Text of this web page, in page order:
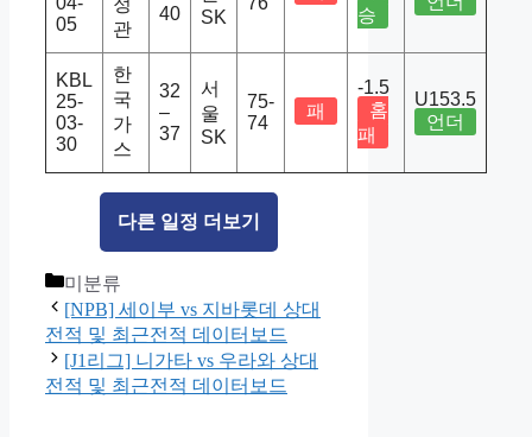
05
관
40
SK
승
KBL
25-
03-
30
한
국
가
스
32
–
37
서
울
SK
75-
74
패
-1.5
홈
패
U153.5
언더
다른 일정 더보기
Categories
미분류
[NPB] 세이부 vs 지바롯데 상대
전적 및 최근전적 데이터보드
[J1리그] 니가타 vs 우라와 상대
전적 및 최근전적 데이터보드